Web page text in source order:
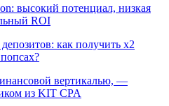
высокий потенциал, низкая
ROI
как получить х2
вертикалью, —
из KIT CPA